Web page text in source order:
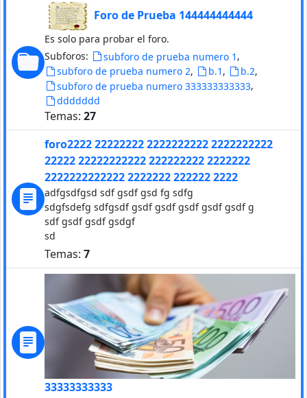
Foro de Prueba 144444444444
Es solo para probar el foro.
Subforos:
subforo de prueba numero 1 ,
subforo de prueba numero 2, b.1 , b.2,
subforo de prueba numero 333333333333,
ddddddd
Temas: 27
foro2222 22222222 2222222222 2222222222
22222 22222222222 222222222 2222222
2222222222222 2222222 222222 2222
adfgsdfgsd sdf gsdf gsd fg sdfg
sdgfsdefg sdfgsdf gsdf gsdf gsdf gsdf gsdf g
sdf gsdf gsdf gsdgf
sd
Temas: 7
33333333333